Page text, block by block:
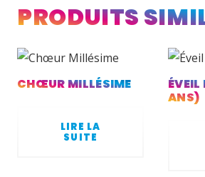
PRODUITS
CHŒUR MILLÉSIME
LIRE LA
SUITE
ANS)